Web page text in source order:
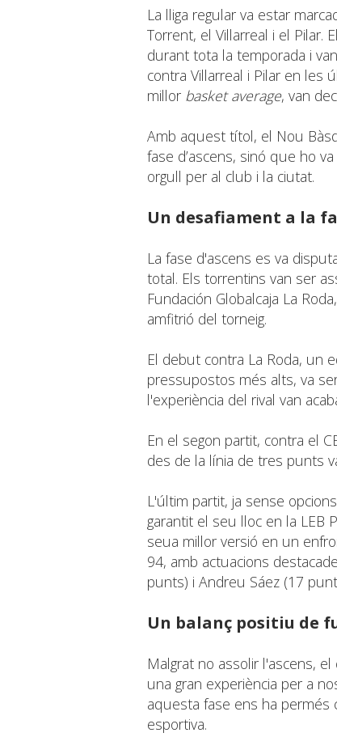
La lliga regular va estar
Torrent, el Villarreal i el Pilar.
durant tota la temporada i
contra Villarreal i Pilar en les
millor basket average, van
Amb aquest títol, el Nou
fase d’ascens, sinó que ho
orgull per al club i la ciutat.
Un desafiament a la
La fase d'ascens es va
total. Els torrentins van ser
Fundación Globalcaja La
amfitrió del torneig.
El debut contra La Roda, un
pressupostos més alts, va
l'experiència del rival van
En el segon partit, contra el
des de la línia de tres punts
L'últim partit, ja sense
garantit el seu lloc en la LEB
seua millor versió en un
94, amb actuacions
punts) i Andreu Sáez (17
Un balanç positiu de
Malgrat no assolir l'ascens,
una gran experiència per a
aquesta fase ens ha permés
esportiva.